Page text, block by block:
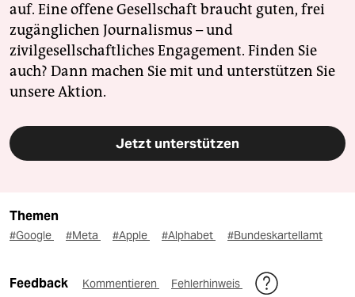
auf. Eine offene Gesellschaft braucht guten, frei
zugänglichen Journalismus – und
zivilgesellschaftliches Engagement. Finden Sie
auch? Dann machen Sie mit und unterstützen Sie
unsere Aktion.
Jetzt unterstützen
Themen
#Google #Meta #Apple #Alphabet #Bundeskartellamt
Feedback Kommentieren Fehlerhinweis